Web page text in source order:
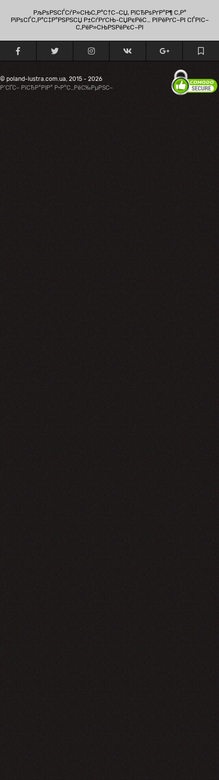
РљРѕРЅСЃСѓР»СЊС‚Р°С†С–СЏ, РїСЂРѕРґР°Р¶ С‚Р°
РїРѕСЃС‚Р°С‡Р°РЅРЅСЏ Р±СѓРґСЊ-СЏРєРёС… РІРёРґС–РІ СЃРІС–
С‚РёР»СЊРЅРёРєС–РІ
© poland-lustra.com.ua, 2015 - 2026
Р’СЃС– РїСЂР°РІР° Р·Р°С…РёС‰РµРЅС–